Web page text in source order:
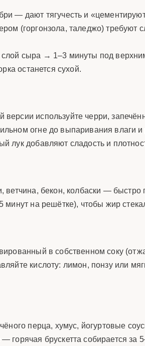
— дают тягучесть и
(горгонзола, таледжо)
сыра → 1–3 минуты под
останется сухой.
используйте черри,
огне до выпаривания
лук добавляют сладость и
бекон, колбаски —
минут на решётке), чтобы жир
в собственном соку
кислоту: лимон, понзу или
перца, хумус, йогуртовые
горячая брускетта собирается за